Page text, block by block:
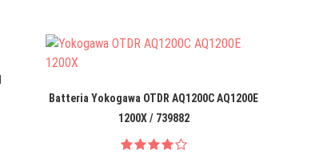
Batteria Yokogawa OTDR AQ1200C AQ1200E
1200X / 739882